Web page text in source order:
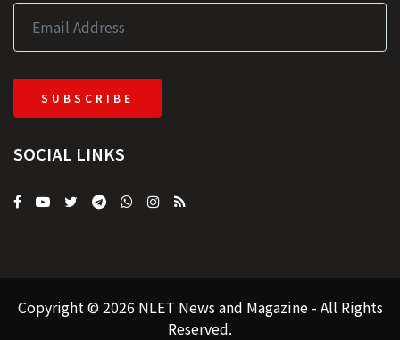
SUBSCRIBE
SOCIAL LINKS
Copyright © 2026 NLET News and Magazine - All Rights
Reserved.